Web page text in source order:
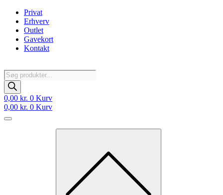
Videre
indhold
Privat
Erhverv
Outlet
Gavekort
Kontakt
Products
search
0,00 kr. 0 Kurv
0,00 kr. 0 Kurv